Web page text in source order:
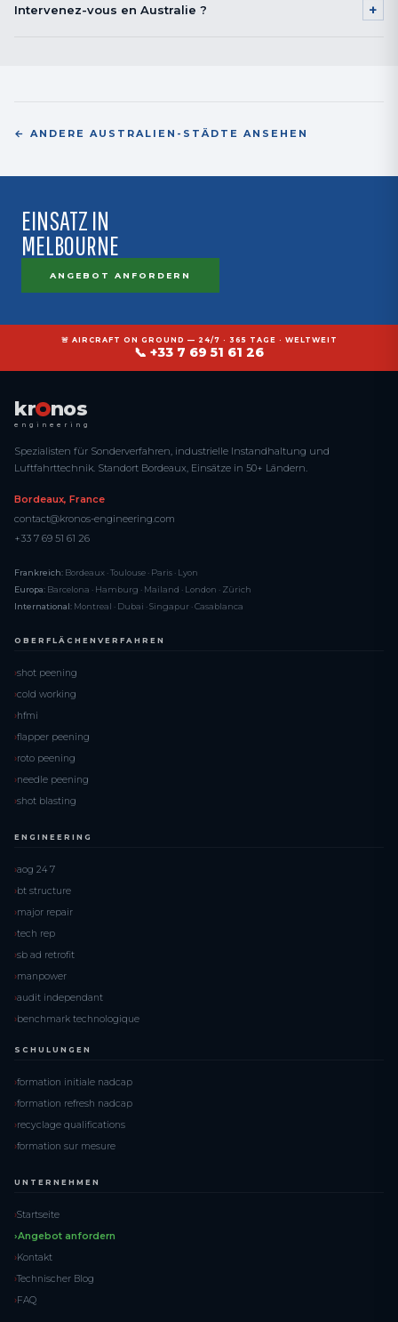
Intervenez-vous en Australie ? +
← ANDERE AUSTRALIEN-STÄDTE ANSEHEN
EINSATZ IN
MELBOURNE
ANGEBOT ANFORDERN
🚨 AIRCRAFT ON GROUND — 24/7 · 365 TAGE · WELTWEIT
📞 +33 7 69 51 61 26
kr nos
engineering
Spezialisten für Sonderverfahren, industrielle Instandhaltung und
Luftfahrttechnik. Standort Bordeaux, Einsätze in 50+ Ländern.
Bordeaux, France
contact@kronos-engineering.com
+33 7 69 51 61 26
Frankreich: Bordeaux · Toulouse · Paris · Lyon
Europa: Barcelona · Hamburg · Mailand · London · Zürich
International: Montreal · Dubai · Singapur · Casablanca
OBERFLÄCHENVERFAHREN
shot peening
cold working
hfmi
flapper peening
roto peening
needle peening
shot blasting
ENGINEERING
aog 24 7
bt structure
major repair
tech rep
sb ad retrofit
manpower
audit independant
benchmark technologique
SCHULUNGEN
formation initiale nadcap
formation refresh nadcap
recyclage qualifications
formation sur mesure
UNTERNEHMEN
Startseite
Angebot anfordern
Kontakt
Technischer Blog
FAQ